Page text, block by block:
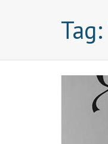
Tag: